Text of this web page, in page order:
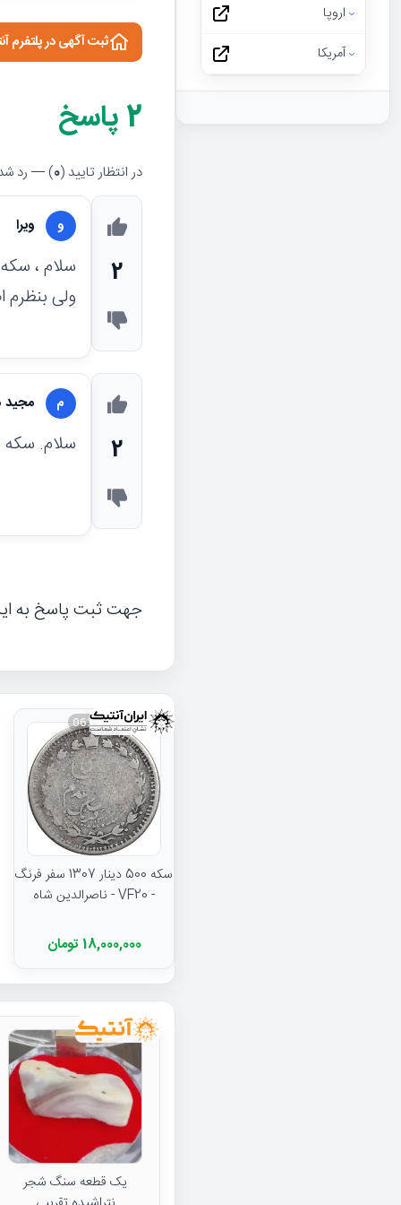
ثبت آگهی در پلتفرم
2پاسخ
در انتظار تایید (0) — رد
2
و ویرا
ولی بنظرم اصل
2
م
سلام. سكه 500 دينار سفر فرنگ است. علي رغم كيفيت پايين سكه به نظر من اصل است.
جهت ثبت پاسخ به
063376
سکه 500 دینار 1307 سفر فرنگ
- VF20 - ناصرالدین شاه
18,000,000 تومان
یک قطعه سنگ شجر
اروپا
آمریکا